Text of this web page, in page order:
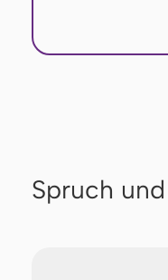
Spruch